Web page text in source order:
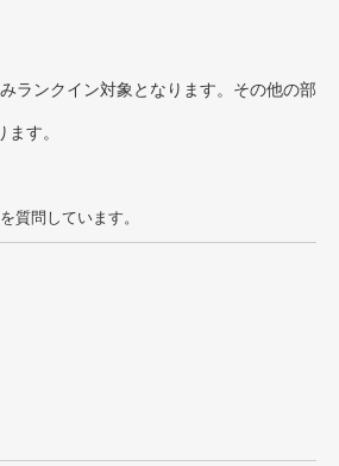
ランクイン対象となります。その他の部
す。
質問しています。